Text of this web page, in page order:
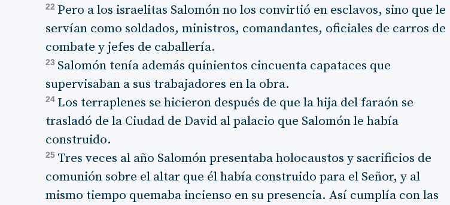
22 Pero a los israelitas Salomón no los convirtió en esclavos, sino que le
servían como soldados, ministros, comandantes, oficiales de carros de
combate y jefes de caballería.
23 Salomón tenía además quinientos cincuenta capataces que
supervisaban a sus trabajadores en la obra.
24 Los terraplenes se hicieron después de que la hija del faraón se
trasladó de la Ciudad de David al palacio que Salomón le había
construido.
25 Tres veces al año Salomón presentaba holocaustos y sacrificios de
comunión sobre el altar que él había construido para el Señor, y al
mismo tiempo quemaba incienso en su presencia. Así cumplía con las